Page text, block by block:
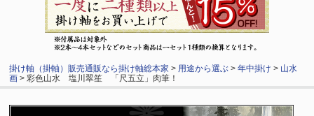
掛け軸（掛軸）販売通販なら掛け軸総本家 > 用途から選ぶ >年中掛け > 山水
画 > 彩色山水 塩川翠笙 「尺五立」肉筆！